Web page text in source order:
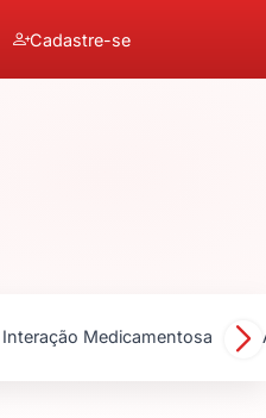
Cadastre-se
Interação Medicamentosa